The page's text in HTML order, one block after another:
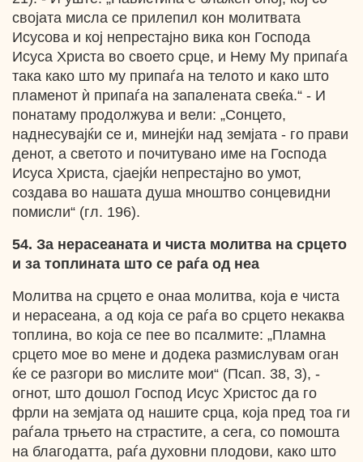
својата мисла се прилепил кон молитвата
Исусова и кој непрестајно вика кон Господа
Исуса Христа во своето срце, и Нему Му припаѓа
така како што му припаѓа на телото и како што
пламенот ѝ припаѓа на запалената свеќа.“ - И
понатаму продолжува и вели: „Сонцето,
наднесувајќи се и, минејќи над земјата - го прави
денот, а светото и почитувано име на Господа
Исуса Христа, сјаејќи непрестајно во умот,
создава во нашата душа мноштво сонцевидни
помисли“ (гл. 196).
54. За нерасеаната и чиста молитва на срцето
и за топлината што се раѓа од неа
Молитва на срцето е онаа молитва, која е чиста
и нерасеана, а од која се раѓа во срцето некаква
топлина, во која се пее во псалмите: „Пламна
срцето мое во мене и додека размислувам оган
ќе се разгори во мислите мои“ (Псап. 38, 3), -
огнот, што дошол Господ Исус Христос да го
фрли на земјата од нашите срца, која пред тоа ги
раѓала трњето на страстите, а сега, со помошта
на благодатта, раѓа духовни плодови, како што